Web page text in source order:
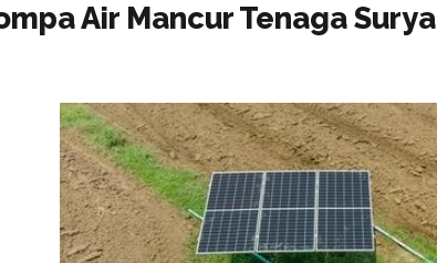
Air Mancur Tenaga Surya